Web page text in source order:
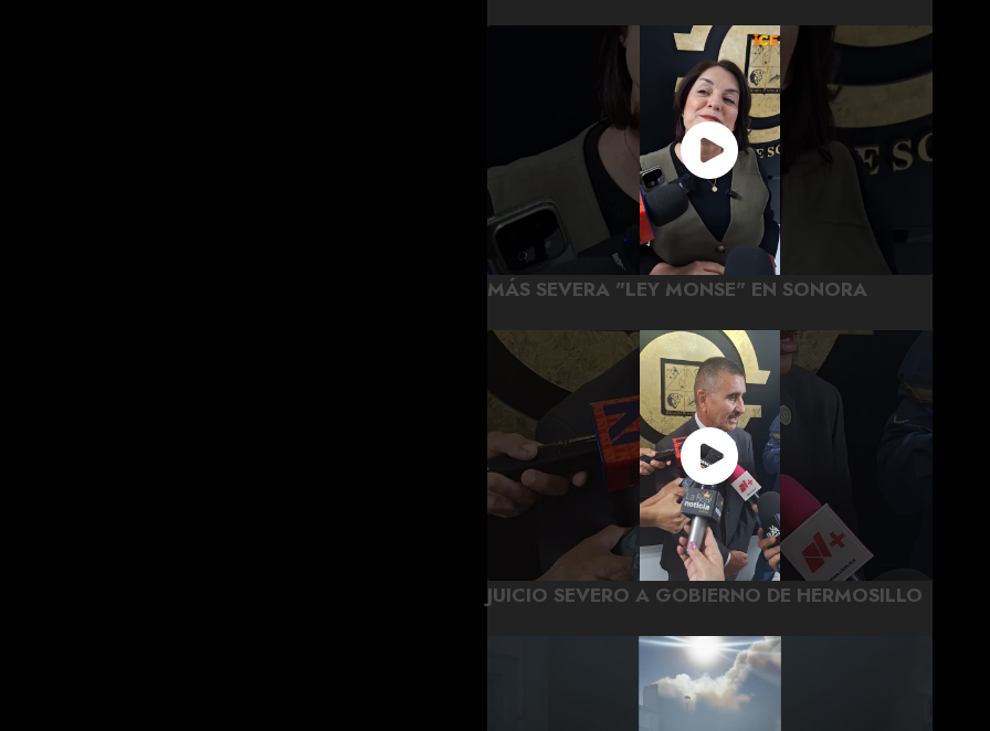
MÁS SEVERA "LEY MONSE" EN SONORA
JUICIO SEVERO A GOBIERNO DE HERMOSILLO